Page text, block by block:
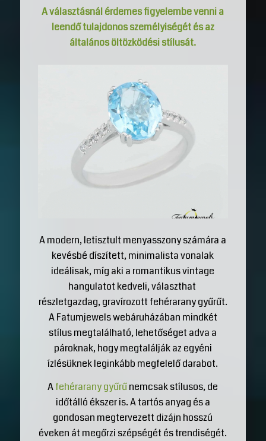
A választásnál érdemes figyelembe venni a
leendő tulajdonos személyiségét és az
általános öltözködési stílusát.
A modern, letisztult menyasszony számára a
kevésbé díszített, minimalista vonalak
ideálisak, míg aki a romantikus vintage
hangulatot kedveli, választhat
részletgazdag, gravírozott fehérarany gyűrűt.
A Fatumjewels webáruházában mindkét
stílus megtalálható, lehetőséget adva a
pároknak, hogy megtalálják az egyéni
ízlésüknek leginkább megfelelő darabot.
Afehérarany gyűrűnemcsak stílusos, de
időtálló ékszer is. A tartós anyag és a
gondosan megtervezett dizájn hosszú
éveken át megőrzi szépségét és trendiségét.